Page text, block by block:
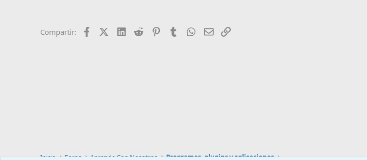
Compartir: FacebookX (Twitter)
LinkedIn
Reddit PinterestTumblrWhatsApp
EmailEnlace
Inicio Foros Aprende Con Nosotros Programas, plugins y aplicaciones